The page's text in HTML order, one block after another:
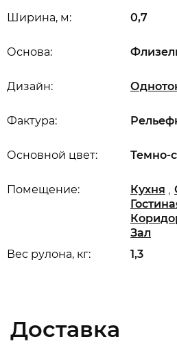
Ширина, м: 0,7
Вес рулона, кг: 1,3
Основной цвет: Темно-
Дизайн:
Основа:
Помещение: Кухня ,
Зал
Фактура:
Доставка